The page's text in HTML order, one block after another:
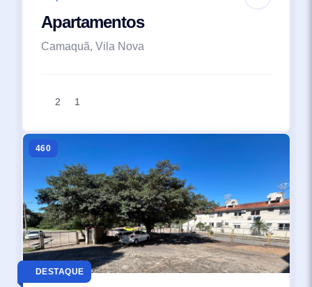
Apartamentos
Camaquã, Vila Nova
2 1
460
DESTAQUE